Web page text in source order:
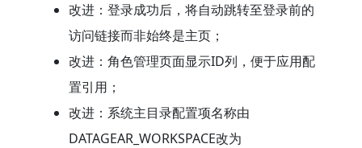
改进：登录成功后，将自动跳转至登录前的
访问链接而非始终是主页；
改进：角色管理页面显示ID列，便于应用配
置引用；
改进：系统主目录配置项名称由
DATAGEAR_WORKSPACE改为